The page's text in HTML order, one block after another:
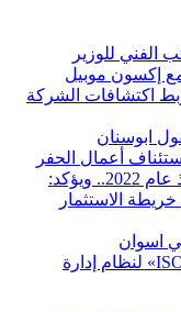
الفني للوزير
مع إكسون موبيل
اكتشافات الشركة
ابوسنان
أعمال الحفر
بحقل البركة في أسوان بعد توقف منذ عام 2022.. ويؤكد:
الاستثمار
اسوان
النيل للبترول» تحصد شهادة «ISO 39001» لنظام إدارة